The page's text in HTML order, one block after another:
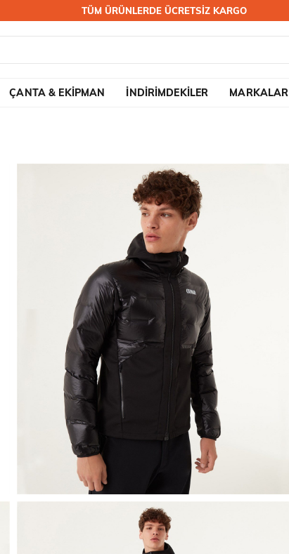
TÜM ÜRÜNLERDE ÜCRETSİZ KARGO
ÇANTA & EKİPMAN İNDİRİMDEKİLER MARKALAR